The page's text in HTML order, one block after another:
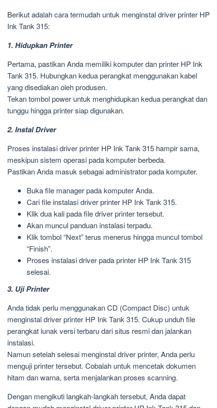
Berikut adalah cara termudah untuk menginstal driver printer HP
Ink Tank 315:
1. Hidupkan Printer
Pertama, pastikan Anda memiliki komputer dan printer HP Ink
Tank 315. Hubungkan kedua perangkat menggunakan kabel
yang disediakan oleh produsen.
Tekan tombol power untuk menghidupkan kedua perangkat dan
tunggu hingga printer siap digunakan.
2. Instal Driver
Proses instalasi driver printer HP Ink Tank 315 hampir sama,
meskipun sistem operasi pada komputer berbeda.
Pastikan Anda masuk sebagai administrator pada komputer.
Buka file manager pada komputer Anda.
Cari file instalasi driver printer HP Ink Tank 315.
Klik dua kali pada file driver printer tersebut.
Akan muncul panduan instalasi terpadu.
Klik tombol “Next” terus menerus hingga muncul tombol
“Finish”.
Proses instalasi driver pada printer HP Ink Tank 315
selesai.
3. Uji Printer
Anda tidak perlu menggunakan CD (Compact Disc) untuk
menginstal driver printer HP Ink Tank 315. Cukup unduh file
perangkat lunak versi terbaru dari situs resmi dan jalankan
instalasi.
Namun setelah selesai menginstal driver printer, Anda perlu
menguji printer tersebut. Cobalah untuk mencetak dokumen
hitam dan warna, serta menjalankan proses scanning.
Dengan mengikuti langkah-langkah tersebut, Anda dapat